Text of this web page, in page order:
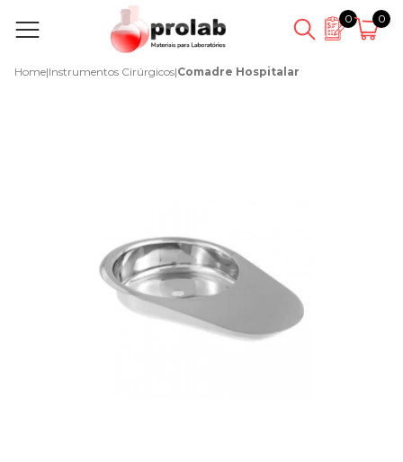
0 0
Home|Instrumentos Cirúrgicos|Comadre Hospitalar